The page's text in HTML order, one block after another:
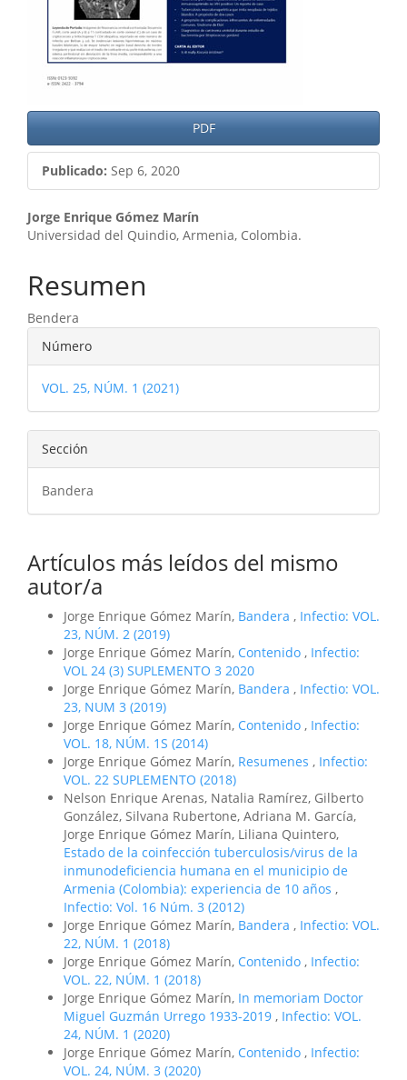
PDF
Publicado: Sep 6, 2020
Contenido
principal
del
artículo
Jorge Enrique Gómez Marín
Universidad del Quindio, Armenia, Colombia.
Resumen
Bendera
Detalles
del
artículo
Número
VOL. 25, NÚM. 1 (2021)
Sección
Bandera
Artículos más leídos del mismo
autor/a
Jorge Enrique Gómez Marín, Bandera , Infectio: VOL.
23, NÚM. 2 (2019)
Jorge Enrique Gómez Marín, Contenido , Infectio:
VOL 24 (3) SUPLEMENTO 3 2020
Jorge Enrique Gómez Marín, Bandera , Infectio: VOL.
23, NUM 3 (2019)
Jorge Enrique Gómez Marín, Contenido , Infectio:
VOL. 18, NÚM. 1S (2014)
Jorge Enrique Gómez Marín, Resumenes , Infectio:
VOL. 22 SUPLEMENTO (2018)
Nelson Enrique Arenas, Natalia Ramírez, Gilberto
González, Silvana Rubertone, Adriana M. García,
Jorge Enrique Gómez Marín, Liliana Quintero,
Estado de la coinfección tuberculosis/virus de la
inmunodeficiencia humana en el municipio de
Armenia (Colombia): experiencia de 10 años ,
Infectio: Vol. 16 Núm. 3 (2012)
Jorge Enrique Gómez Marín, Bandera , Infectio: VOL.
22, NÚM. 1 (2018)
Jorge Enrique Gómez Marín, Contenido , Infectio:
VOL. 22, NÚM. 1 (2018)
Jorge Enrique Gómez Marín, In memoriam Doctor
Miguel Guzmán Urrego 1933-2019 , Infectio: VOL.
24, NÚM. 1 (2020)
Jorge Enrique Gómez Marín, Contenido , Infectio:
VOL. 24, NÚM. 3 (2020)